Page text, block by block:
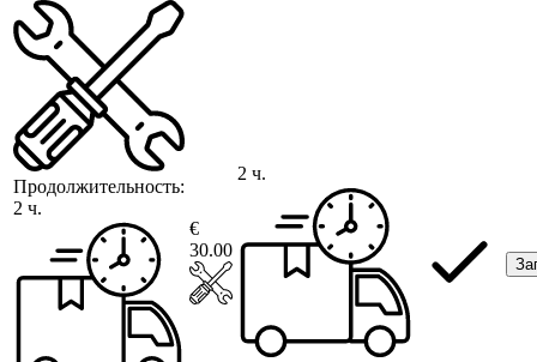
Продолжительность:
2 ч.
€
30.00
2 ч.